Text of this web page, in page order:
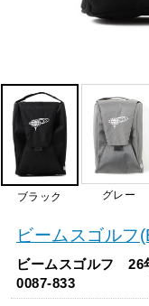
ブラック グレー
ビームスゴルフ
ビームスゴルフ
0087-833